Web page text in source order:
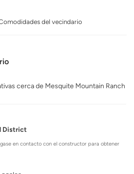
del vecindario
cerca de Mesquite Mountain Ranch
District
en contacto con el constructor para obtener